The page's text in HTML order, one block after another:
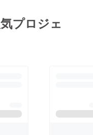
プロジェ